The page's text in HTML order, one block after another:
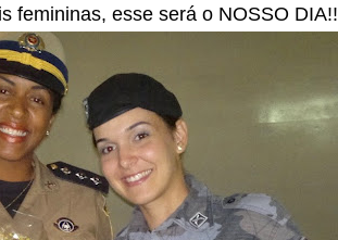
femininas, esse será o NOSSO DIA!!